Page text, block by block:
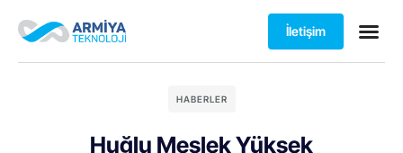
İletişim
HABERLER
Huğlu Meslek Yüksek